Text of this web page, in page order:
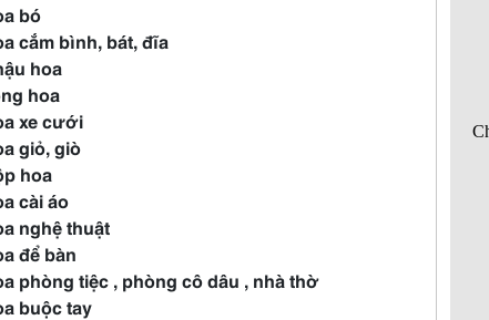
bó
cắm bình, bát, đĩa
hoa
hoa
xe cưới
giỏ, giò
hoa
cài áo
nghệ thuật
để bàn
phòng tiệc , phòng cô dâu , nhà thờ
buộc tay